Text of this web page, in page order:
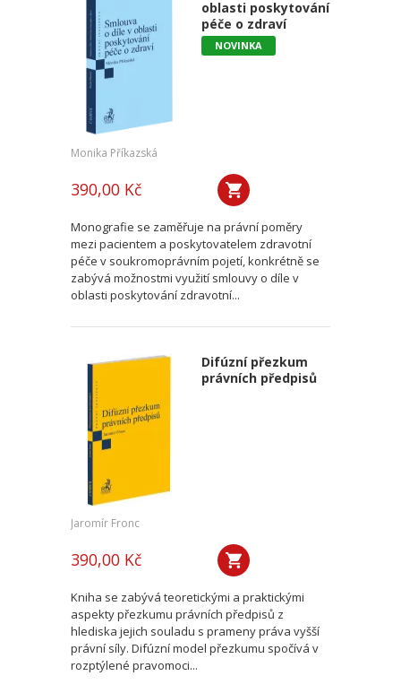
oblasti poskytování
péče o zdraví
NOVINKA
Monika Příkazská
390,00 Kč
Monografie se zaměřuje na právní poměry
mezi pacientem a poskytovatelem zdravotní
péče v soukromoprávním pojetí, konkrétně se
zabývá možnostmi využití smlouvy o díle v
oblasti poskytování zdravotní...
Difúzní přezkum
právních předpisů
Jaromír Fronc
390,00 Kč
Kniha se zabývá teoretickými a praktickými
aspekty přezkumu právních předpisů z
hlediska jejich souladu s prameny práva vyšší
právní síly. Difúzní model přezkumu spočívá v
rozptýlené pravomoci...